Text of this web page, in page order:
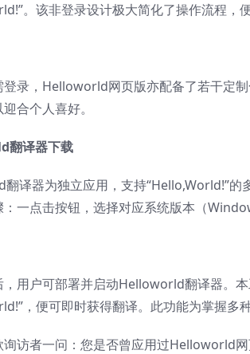
。该非登录设计极大简化了操作流程，
登录，Helloworld网页版亦配备了若干定
合个人喜好。
翻译器下载
译器为独立应用，支持“Hello,World!”
一点击按钮，选择对应系统版本（
，用户可部署并启动Helloworld翻译器。
，便可即时获得翻译。此功能为掌握多
询访者一问：您是否曾应用过Helloworld